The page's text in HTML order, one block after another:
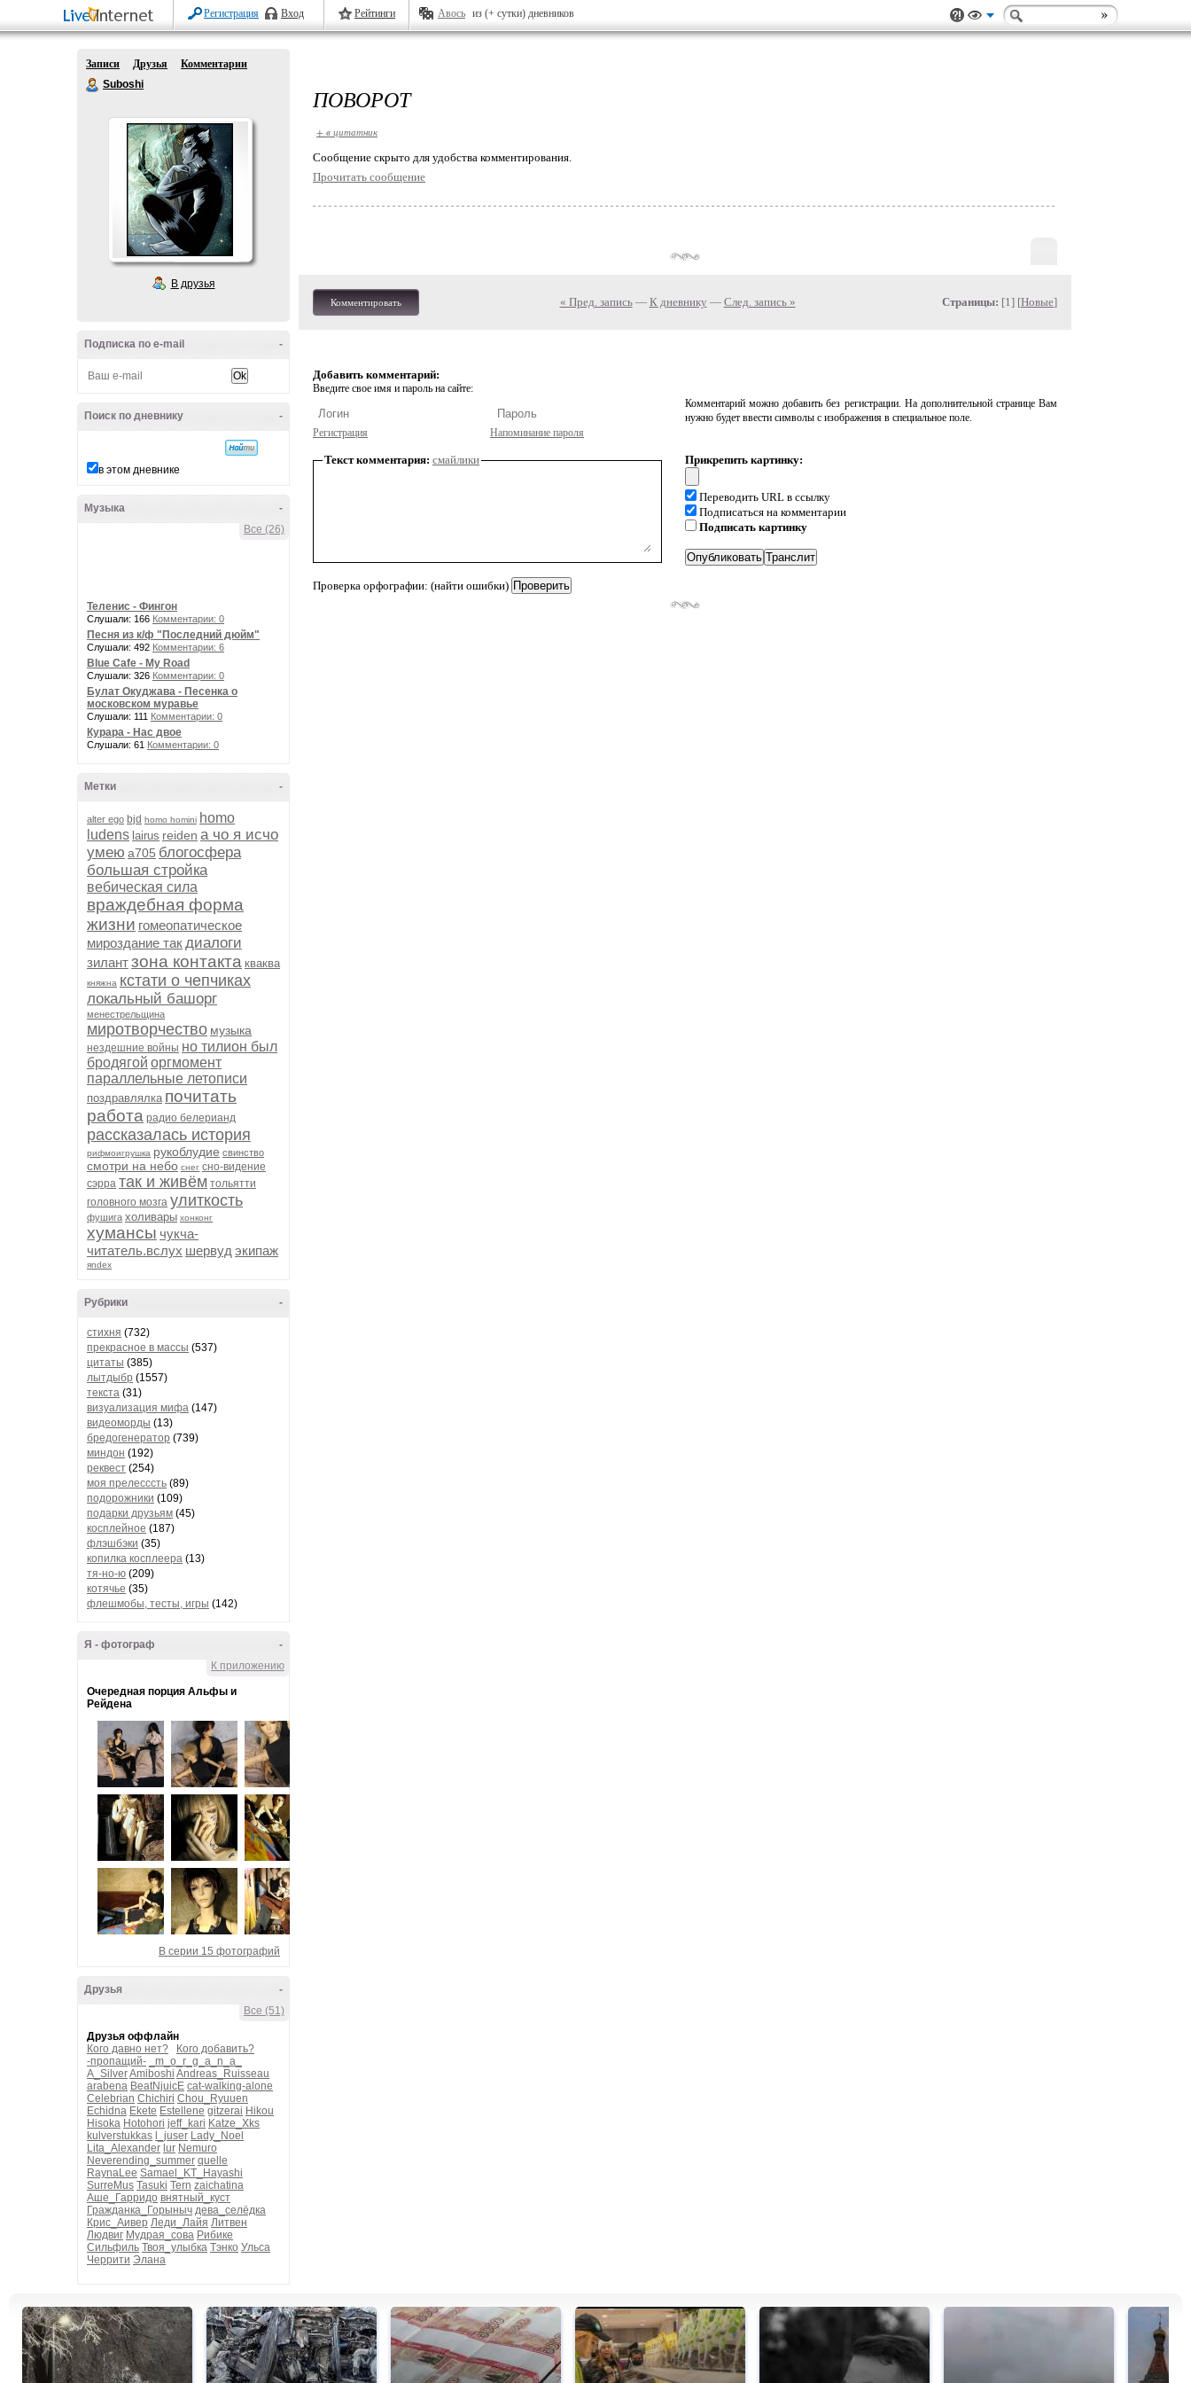
Регистрация Вход Рейтинги Авось из (+ сутки) дневников
Записи Друзья
Комментарии
Suboshi
В друзья
-
Подписка по e-mail
-
Поиск по дневнику
в этом дневнике
-
Музыка
Все (26)
Теленис - Фингон
Слушали: 166 Комментарии: 0
Песня из к/ф "Последний дюйм"
Слушали: 492 Комментарии: 6
Blue Cafe - My Road
Слушали: 326 Комментарии: 0
Булат Окуджава - Песенка о
московском муравье
Слушали: 111 Комментарии: 0
Курара - Нас двое
Слушали: 61 Комментарии: 0
-
Метки
alter ego bjd homo homini homo
ludens lairus reiden а чо я исчо
умею а705 блогосфера
большая стройка
вебическая сила
враждебная форма
жизни гомеопатическое
мироздание такдиалоги
зилантзона контакта кваква
княжна кстати о чепчиках
локальный башорг
менестрельщина
миротворчество музыка
нездешние войны но тилион был
бродягой оргмомент
параллельные летописи
поздравлялка почитать
работа радио белерианд
рассказалась история
рифмоигрушка рукоблудие свинство
смотри на небо снег сно-видение
сэрра так и живём тольятти
головного мозга улиткость
фушига холивары хонконг
хумансы чукча-
читатель.вслух шервуд экипаж
яndex
-
Рубрики
стихня (732)
прекрасное в массы (537)
цитаты (385)
лытдыбр (1557)
текста (31)
визуализация мифа (147)
видеоморды (13)
бредогенератор (739)
миндон (192)
реквест (254)
моя прелесссть (89)
подорожники (109)
подарки друзьям (45)
косплейное (187)
флэшбэки (35)
копилка косплеера (13)
тя-но-ю (209)
котячье (35)
флешмобы, тесты, игры (142)
-
Я - фотограф
К приложению
Очередная порция Альфы и
Рейдена
В серии 15 фотографий
-
Друзья
Все (51)
Друзья оффлайн
Кого давно нет?
Кого добавить?
-пропащий-
_m_o_r_g_a_n_a_
A_SilverAmiboshi Andreas_Ruisseau
arabena BeatNjuicE cat-walking-alone
Celebrian Chichiri Chou_Ryuuen
Echidna Ekete Estellene gitzerai Hikou
Hisoka Hotohori jeff_kari Katze_Xks
kulverstukkas
l_juser Lady_Noel
Lita_Alexander lur Nemuro
Neverending_summer quelle
RaynaLee Samael_KT_Hayashi
SurreMus Tasuki Tern zaichatina
Аше_Гарридо внятный_куст
Гражданка_Горыныч дева_селёдка
Крис_Аивер Леди_Лайя Литвен
Людвиг Мудрая_сова Рибике
Сильфиль Твоя_улыбка Тэнко Ульса
Черрити Элана
ПОВОРОТ
+ в цитатник
Cообщение скрыто для удобства комментирования.
Прочитать сообщение
Комментировать « Пред. запись— К дневнику — След. запись » Страницы: [1] [Новые]
Добавить комментарий:
Введите свое имя и пароль на сайте:
Регистрация Напоминание пароля
Комментарий можно добавить без регистрации. На дополнительной странице Вам
нужно будет ввести символы с изображения в специальное поле.
Текст комментария: смайлики
Проверка орфографии: (найти ошибки)
Прикрепить картинку:
Переводить URL в ссылку
Подписаться на комментарии
Подписать картинку